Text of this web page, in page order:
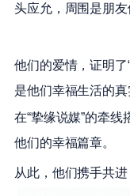
头应允，周围是朋友
他们的爱情，证明了
是他们幸福生活的真
在“挚缘说媒”的牵
他们的幸福篇章。
从此，他们携手共